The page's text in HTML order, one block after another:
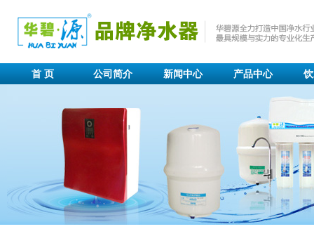
首 页 公司简介 新闻中心 产品中心